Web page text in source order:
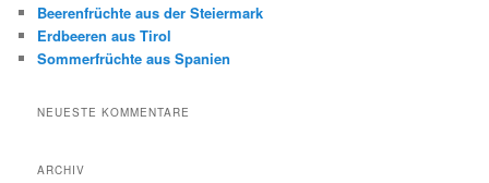
Beerenfrüchte aus der Steiermark
Erdbeeren aus Tirol
Sommerfrüchte aus Spanien
NEUESTE KOMMENTARE
ARCHIV